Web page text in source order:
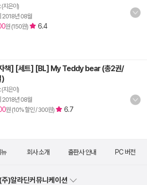
(지은이)
2018년 08월
원 (150원) 6.4
책] [세트] [BL] My Teddy bear (총2권/
)
(지은이)
2018년 08월
원 (10% 할인 / 300원) 6.7
회사 소개 출판사 안내 PC 버전
(주)알라딘커뮤니케이션